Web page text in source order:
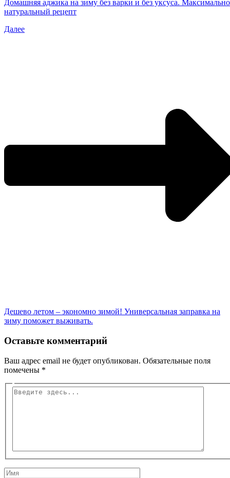
Домашняя аджика на зиму без варки и без уксуса. Максимально
натуральный рецепт
Далее
Дешево летом – экономно зимой! Универсальная заправка на
зиму поможет выживать.
Оставьте комментарий
Ваш адрес email не будет опубликован. Обязательные поля
помечены *
Введите
Имя